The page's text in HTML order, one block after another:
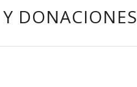
DONACIONES